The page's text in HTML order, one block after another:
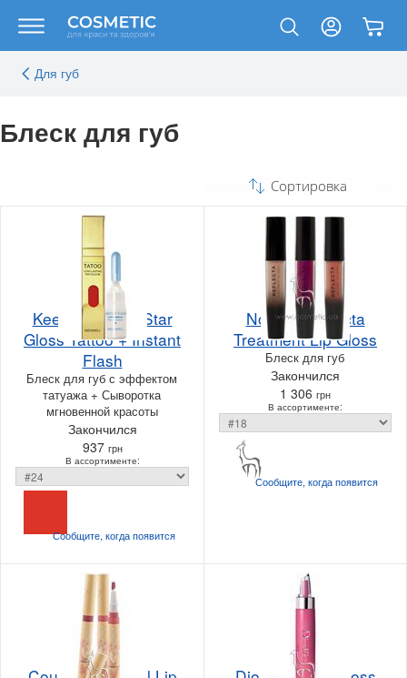
Для губ
Блеск для губ
Сортировка
Keenwell Pack Star
Gloss Tattoo + Instant
Flash
Блеск для губ с эффектом
татуажа + Сыворотка
мгновенной красоты
Закончился
937 грн
В ассортименте:
Сообщите, когдапоявится
NoUBA Reflecta
Treatment Lip Gloss
Блеск для губ
Закончился
1 306 грн
В ассортименте:
Сообщите, когдапоявится